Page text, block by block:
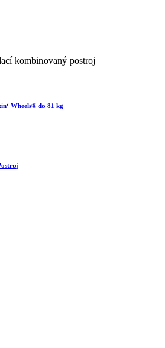
kombinovaný postroj
Wheels® do 81 kg